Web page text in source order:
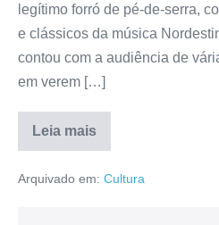
legítimo forró de pé-de-serra,
e clássicos da música
contou com a audiência de
em verem […]
Leia mais
Arquivado em: Cultura